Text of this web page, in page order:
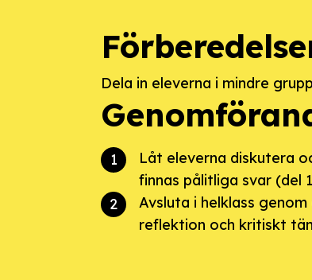
Dela in eleverna i mindre
Låt eleverna diskutera
finnas pålitliga svar (del
Avsluta i helklass
reflektion och kritiskt